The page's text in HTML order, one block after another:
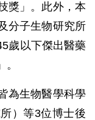
獎」。此外，本
分子生物研究所
歲以下傑出醫藥
為生物醫學科學
）等3位博士後